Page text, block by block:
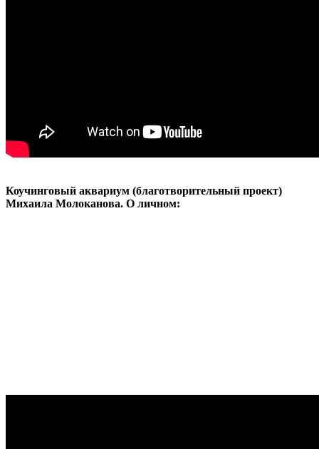
Коучинговый аквариум (благотворительный проект)
Михаила Молоканова. О личном: